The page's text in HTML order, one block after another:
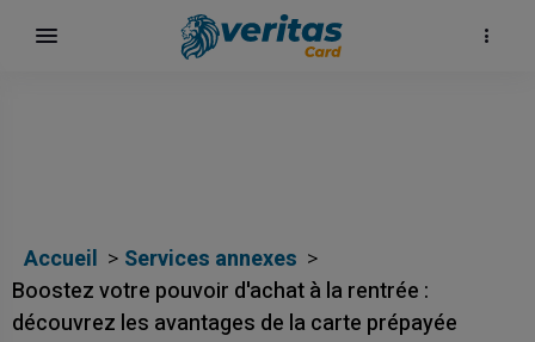
Accueil
Services annexes
Boostez votre pouvoir d'achat à la rentrée :
découvrez les avantages de la carte prépayée